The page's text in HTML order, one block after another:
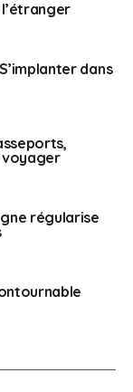
dans
voyager
régularise